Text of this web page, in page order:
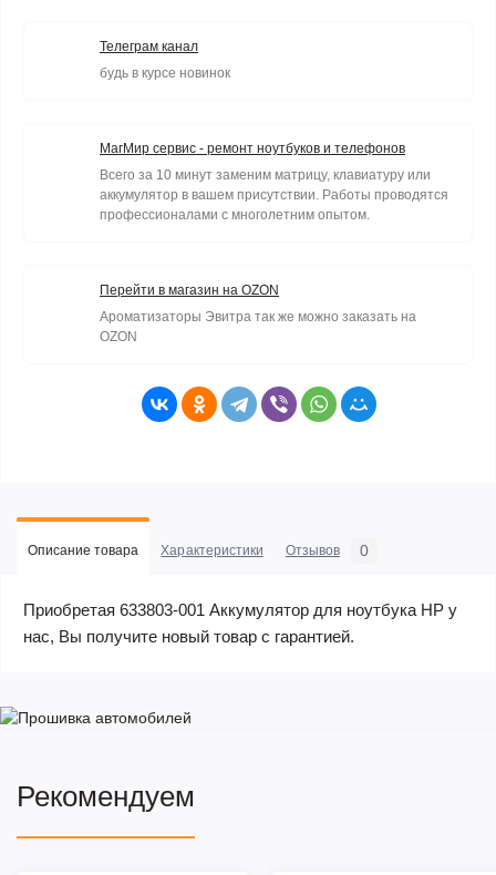
Телеграм канал
будь в курсе новинок
МагМир сервис - ремонт ноутбуков и телефонов
Всего за 10 минут заменим матрицу, клавиатуру или
аккумулятор в вашем присутствии. Работы проводятся
профессионалами с многолетним опытом.
Перейти в магазин на OZON
Ароматизаторы Эвитра так же можно заказать на
OZON
Описание товара Характеристики Отзывов 0
Приобретая 633803-001 Аккумулятор для ноутбука HP у
нас, Вы получите новый товар с гарантией.
Рекомендуем